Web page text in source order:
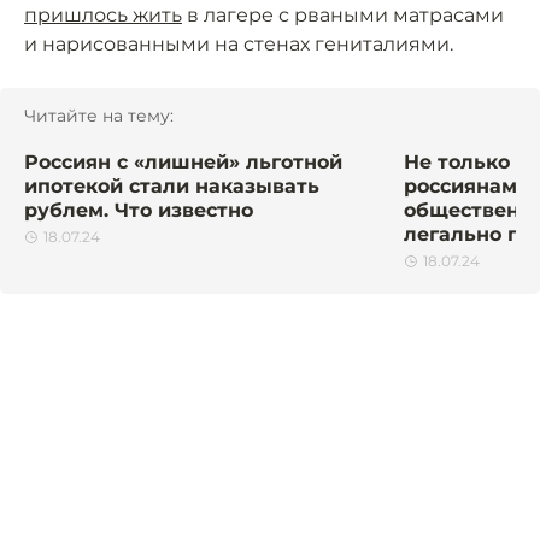
пришлось жить в лагере с рваными матрасами
и нарисованными на стенах гениталиями.
Читайте на тему:
Россиян с «лишней» льготной
ипотекой стали наказывать
рублем. Что известно
18.07.24
Не только в
россиянам
легально
18.07.24